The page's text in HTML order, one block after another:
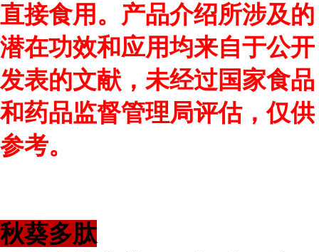
直接食用。产品介绍所涉及的
潜在功效和应用均来自于公开
发表的文献，未经过国家食品
和药品监督管理局评估，仅供
参考。
秋葵多肽